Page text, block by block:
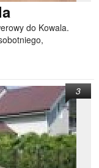
do Kowala.
3